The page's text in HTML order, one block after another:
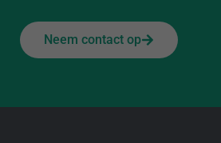
Neem contact op